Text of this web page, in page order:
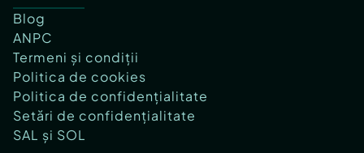
Blog
ANPC
Termeni și condiții
Politica de cookies
Politica de confidențialitate
Setări de confidențialitate
SAL și SOL